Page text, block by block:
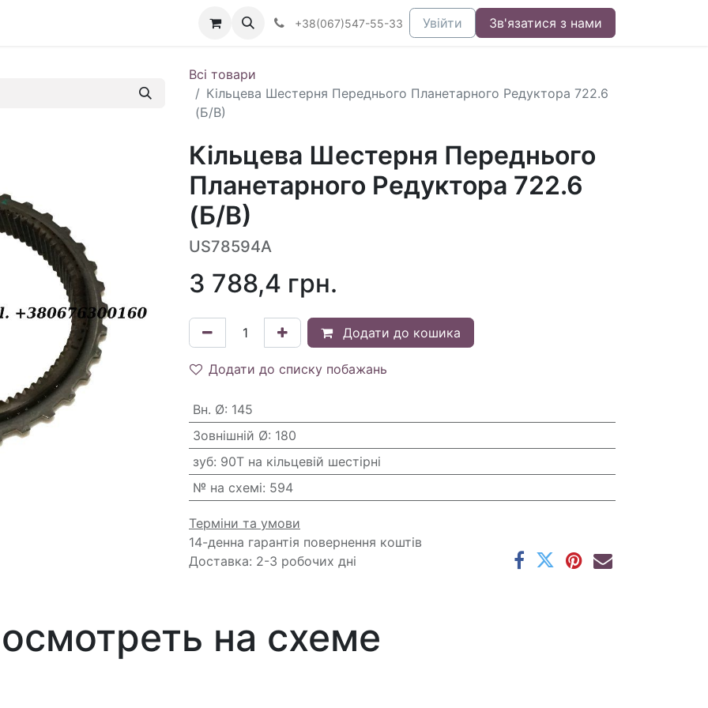
+38(067)547-55-33 Увійти Зв'язатися з нами
Всі товари
Кільцева Шестерня Переднього Планетарного Редуктора 722.6
(Б/В)
Кільцева Шестерня Переднього
Планетарного Редуктора 722.6
(Б/В)
US78594A
3 788,4 грн.
Додати до кошика
Додати до списку побажань
Вн. Ø: 145
Зовнішній Ø: 180
зуб: 90T на кільцевій шестірні
№ на схемі: 594
Терміни та умови
14-денна гарантія повернення коштів
Доставка: 2-3 робочих дні
на схеме